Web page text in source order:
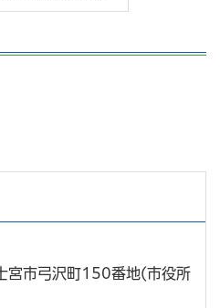
市弓沢町150番地(市役所